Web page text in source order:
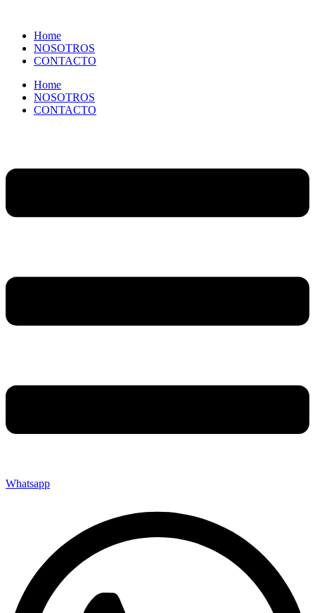
contenido
Home
NOSOTROS
CONTACTO
Home
NOSOTROS
CONTACTO
Whatsapp